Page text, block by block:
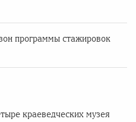
программы стажировок
краеведческих музея